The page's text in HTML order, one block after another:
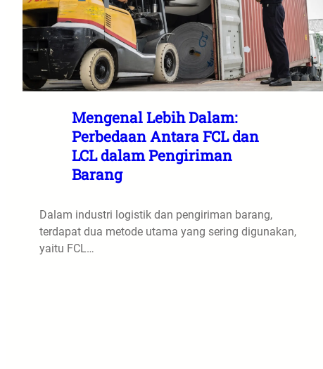
Mengenal Lebih Dalam:
Perbedaan Antara FCL dan
LCL dalam Pengiriman
Barang
Dalam industri logistik dan pengiriman barang,
terdapat dua metode utama yang sering digunakan,
yaitu FCL…